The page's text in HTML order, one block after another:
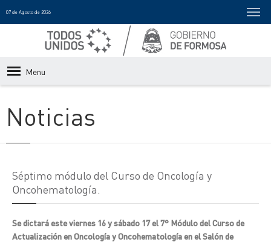
07 de Agosto de 2026
Menu
Noticias
Séptimo módulo del Curso de Oncología y
Oncohematología.
Se dictará este viernes 16 y sábado 17 el 7° Módulo del Curso de
Actualización en Oncología y Oncohematología en el Salón de